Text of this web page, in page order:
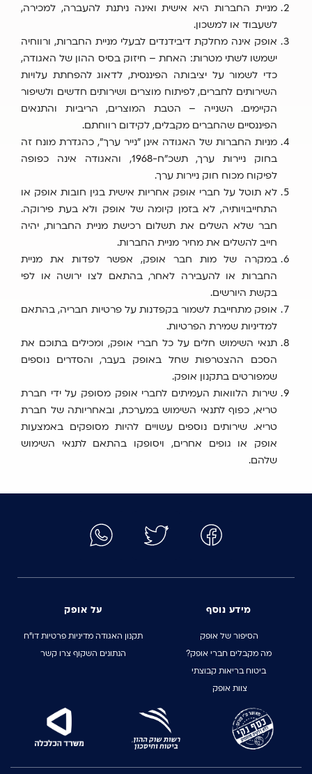
מניית החברות היא אישית ואינה ניתנת להעברה, למכירה,
לשעבוד או למשכון.
אופק אינה מחלקת דיבידנדים לבעלי מניית החברות, ורווחיה
ישמשו לשתי מטרות: האחת – חיזוק בסיס ההון של האגודה,
כדי לשמור על יציבותה הפיננסית, לדאוג להפחתת עלויות
השירותים לחברים, לפיתוח מוצרים ושירותים חדשים ולשיפור
הקיימים. השנייה – הטבת המוצרים, הריביות והתנאים
הפיננסיים שהחברים מקבלים, לקידום רווחתם.
מניות החברות של האגודה אינן "נייר ערך", כהגדרת מונח זה
בחוק ניירות ערך, תשכ"ח-1968, והאגודה אינה כפופה
לפיקוח מכוח חוק ניירות ערך.
לא תוטל על חברי אופק אחריות אישית בגין חובות אופק או
התחייבויותיה, לא בזמן קיומה של אופק ולא בעת פירוקה.
חבר שלא השלים את תשלום רכישת מניית החברות, יהיה
חייב להשלים את מחיר מניית החברות.
במקרה של מות חבר אופק, אפשר לפדות את מניית
החברות או להעבירה לאחר, בהתאם לצו ירושה או לפי
בקשת היורשים.
אופק מתחייבת לשמור בקפדנות על פרטיות חבריה, בהתאם
למדיניות שמירת הפרטיות.
תנאי השימוש חלים על כל חברי אופק, ומכילים בתוכם את
הסכם ההצטרפות שחל באופק בעבר, והסדרים נוספים
שמפורטים בתקנון אופק.
שירות הלוואות העמיתים לחברי אופק מסופק על ידי חברת
טריא, כפוף לתנאי השימוש במערכת, ובאחריותה של חברת
טריא. שירותים נוספים עשויים להיות מסופקים באמצעות
אופק או גופים אחרים, ויסופקו בהתאם לתנאי השימוש
שלהם.
מידע נוסף
הסיפור של אופק
מה מקבלים חברי אופק?
ביטוח בריאות קבוצתי
צוות אופק
על אופק
תקנון האגודה מדיניות פרטיות דו״ח
הנתונים השקוף צרו קשר